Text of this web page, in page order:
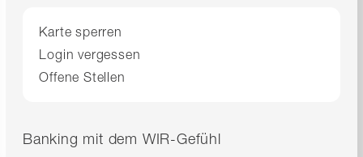
Karte sperren
Login vergessen
Offene Stellen
Banking mit dem WIR-Gefühl